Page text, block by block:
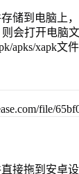
存储到电脑上
则会打开电脑
apks/xapk文
直接拖到安卓